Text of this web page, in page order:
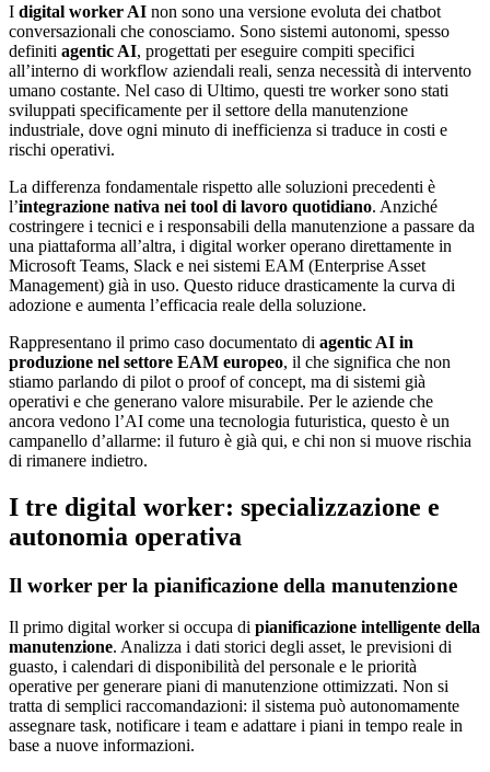
I digital worker AI non sono una versione evoluta dei chatbot
conversazionali che conosciamo. Sono sistemi autonomi, spesso
definiti agentic AI, progettati per eseguire compiti specifici
all’interno di workflow aziendali reali, senza necessità di intervento
umano costante. Nel caso di Ultimo, questi tre worker sono stati
sviluppati specificamente per il settore della manutenzione
industriale, dove ogni minuto di inefficienza si traduce in costi e
rischi operativi.
La differenza fondamentale rispetto alle soluzioni precedenti è
l’integrazione nativa nei tool di lavoro quotidiano. Anziché
costringere i tecnici e i responsabili della manutenzione a passare da
una piattaforma all’altra, i digital worker operano direttamente in
Microsoft Teams, Slack e nei sistemi EAM (Enterprise Asset
Management) già in uso. Questo riduce drasticamente la curva di
adozione e aumenta l’efficacia reale della soluzione.
Rappresentano il primo caso documentato di agentic AI in
produzione nel settore EAM europeo, il che significa che non
stiamo parlando di pilot o proof of concept, ma di sistemi già
operativi e che generano valore misurabile. Per le aziende che
ancora vedono l’AI come una tecnologia futuristica, questo è un
campanello d’allarme: il futuro è già qui, e chi non si muove rischia
di rimanere indietro.
I tre digital worker: specializzazione e
autonomia operativa
Il worker per la pianificazione della manutenzione
Il primo digital worker si occupa di pianificazione intelligente della
manutenzione. Analizza i dati storici degli asset, le previsioni di
guasto, i calendari di disponibilità del personale e le priorità
operative per generare piani di manutenzione ottimizzati. Non si
tratta di semplici raccomandazioni: il sistema può autonomamente
assegnare task, notificare i team e adattare i piani in tempo reale in
base a nuove informazioni.